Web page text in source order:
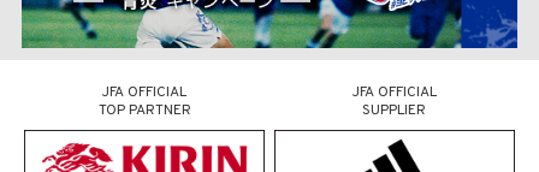
JFA OFFICIAL
TOP PARTNER
JFA OFFICIAL
SUPPLIER